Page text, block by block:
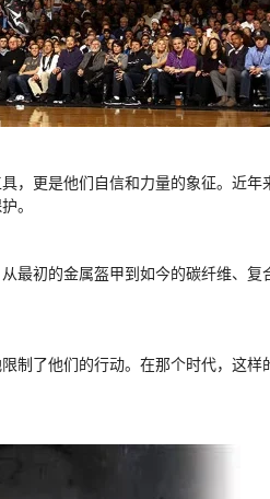
，更是他们自信和力量的象征。近年
。
最初的金属盔甲到如今的碳纤维、
制了他们的行动。在那个时代，这样